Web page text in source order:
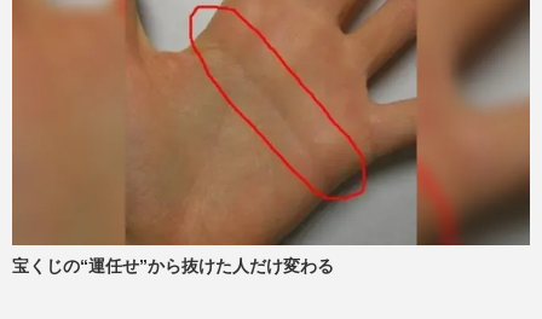
道、“嵐愛”を語る上田竜也に集まる同情
と“席排除”の真の理由
週刊女性PRIME 2026/3/25
故・ジャニー喜多川氏による性加害問題め
ぐる裁判、元ジャニーズJr.の田中純弥が明
かす〈賠償問題の行方とS…
週刊女性2026年1月20日・27日号 2026/1/11
STRATO社の『紅白』出場は「ハマれば」
宝くじの“運任せ”から抜けた人だけ変わる